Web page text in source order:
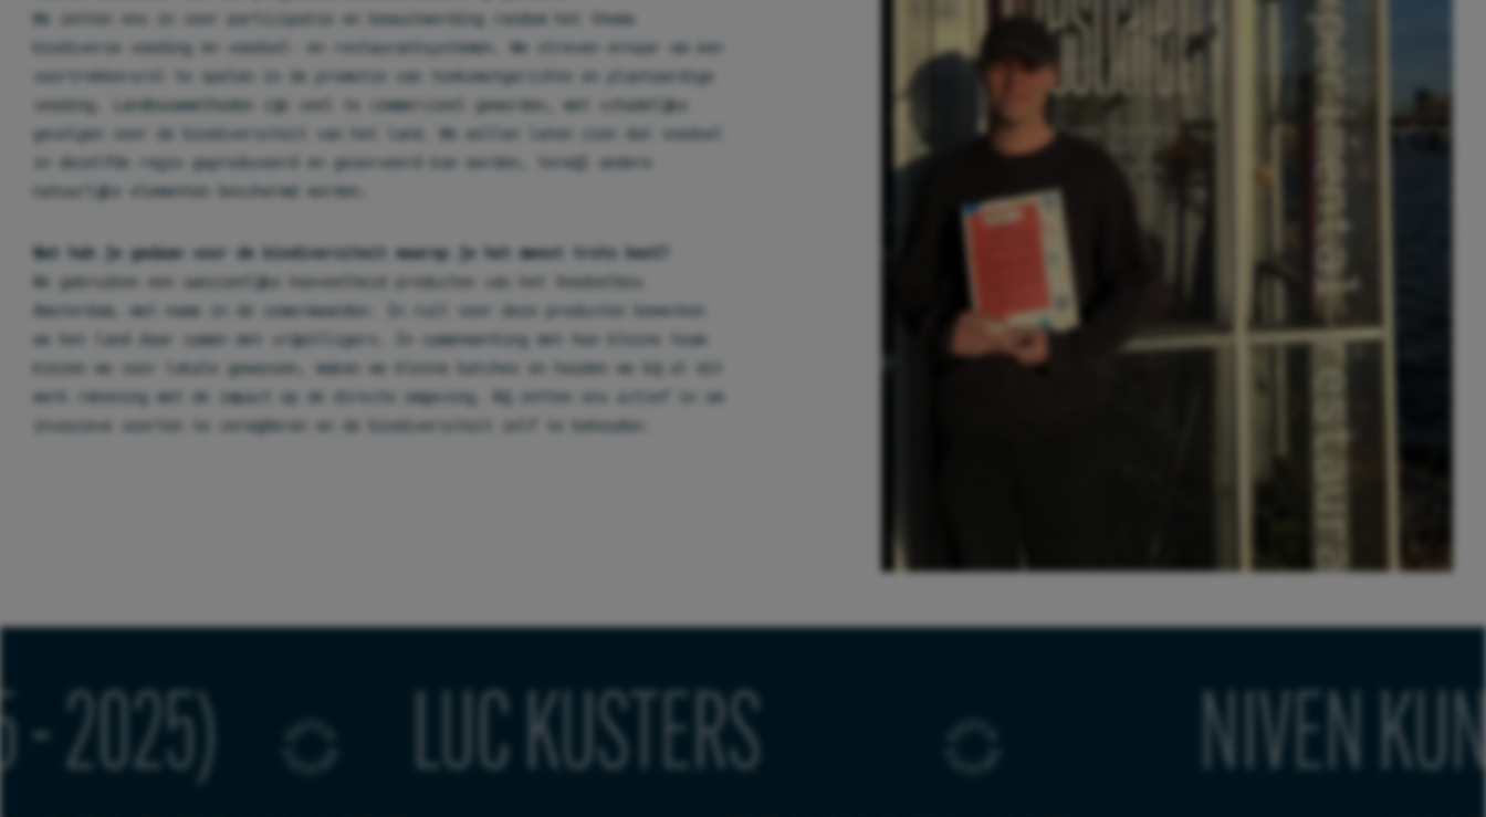
We zetten ons in voor participatie en bewustwording rondom het thema
biodiverse voeding en voedsel- en restaurantsystemen. We streven ernaar om een
voortrekkersrol te spelen in de promotie van toekomstgerichte en plantaardige
voeding. Landbouwmethoden zijn veel te commercieel geworden, met schadelijke
gevolgen voor de biodiversiteit van het land. We willen laten zien dat voedsel
in dezelfde regio geproduceerd en geserveerd kan worden, terwijl andere
natuurlijke elementen beschermd worden.
Wat heb je gedaan voor de biodiversiteit waarop je het meest trots bent?
We gebruiken een aanzienlijke hoeveelheid producten van het Voedselbos
Amsterdam, met name in de zomermaanden. In ruil voor deze producten bewerken
we het land daar samen met vrijwilligers. In samenwerking met hun kleine team
kiezen we voor lokale gewassen, maken we kleine batches en houden we bij al dit
werk rekening met de impact op de directe omgeving. Wij zetten ons actief in om
invasieve soorten te verwijderen en de biodiversiteit zelf te behouden.
LUC KUSTERS
BOER (1965 - 2025)